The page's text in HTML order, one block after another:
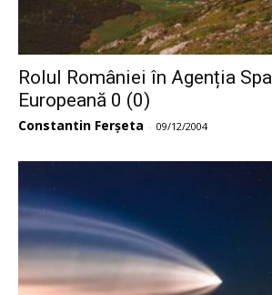
Rolul României în Agenția
Europeană 0 (0)
Constantin Ferșeta - 09/12/2004